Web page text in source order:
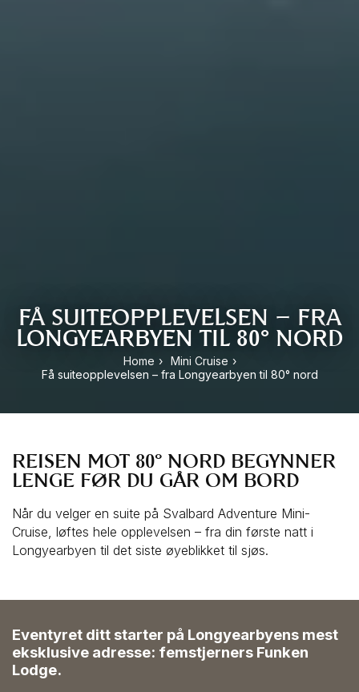
FÅ SUITEOPPLEVELSEN – FRA
LONGYEARBYEN TIL 80° NORD
Home › Mini Cruise ›
Få suiteopplevelsen – fra Longyearbyen til 80° nord
REISEN MOT 80° NORD BEGYNNER
LENGE FØR DU GÅR OM BORD
Når du velger en suite på Svalbard Adventure Mini-
Cruise, løftes hele opplevelsen – fra din første natt i
Longyearbyen til det siste øyeblikket til sjøs.
Eventyret ditt starter på Longyearbyens mest
eksklusive adresse: femstjerners Funken
Lodge.